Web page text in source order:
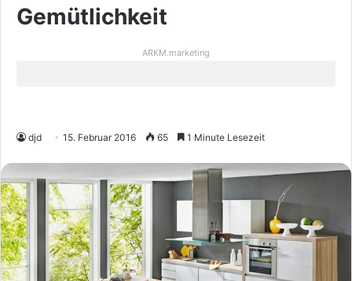
Gemütlichkeit
ARKM.marketing
djd 15. Februar 2016 65 1 Minute Lesezeit